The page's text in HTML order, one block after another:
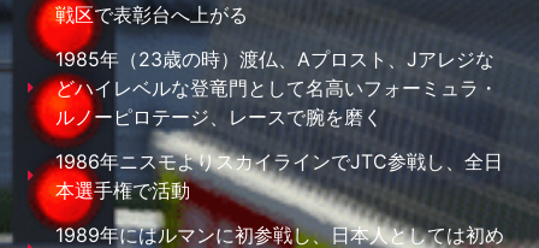
戦区で表彰台へ上がる
1985年（23歳の時）渡仏、Aプロスト、Jアレジな
どハイレベルな登竜門として名高いフォーミュラ・
ルノーピロテージ、レースで腕を磨く
1986年ニスモよりスカイラインでJTC参戦し、全日
本選手権で活動
1989年にはルマンに初参戦し、日本人としては初め